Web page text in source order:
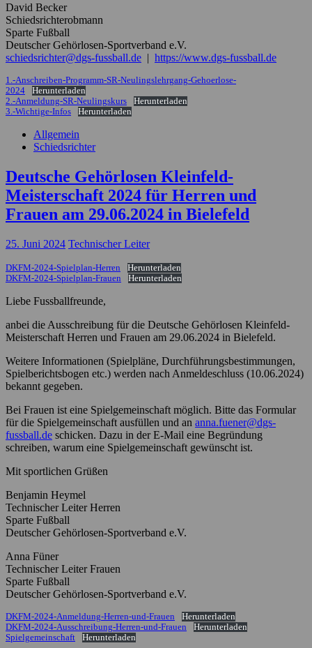
David Becker
Schiedsrichterobmann
Sparte Fußball
Deutscher Gehörlosen-Sportverband e.V.
schiedsrichter@dgs-fussball.de | https://www.dgs-fussball.de
1.-Anschreiben-Programm-SR-Neulingslehrgang-Gehoerlose-
2024
Herunterladen
2.-Anmeldung-SR-Neulingskurs
Herunterladen
3.-Wichtige-Infos
Herunterladen
Allgemein
Schiedsrichter
Deutsche Gehörlosen Kleinfeld-
Meisterschaft 2024 für Herren und
Frauen am 29.06.2024 in Bielefeld
25. Juni 2024 Technischer Leiter
DKFM-2024-Spielplan-Herren
Herunterladen
DKFM-2024-Spielplan-Frauen
Herunterladen
Liebe Fussballfreunde,
anbei die Ausschreibung für die Deutsche Gehörlosen Kleinfeld-
Meisterschaft Herren und Frauen am 29.06.2024 in Bielefeld.
Weitere Informationen (Spielpläne, Durchführungsbestimmungen,
Spielberichtsbogen etc.) werden nach Anmeldeschluss (10.06.2024)
bekannt gegeben.
Bei Frauen ist eine Spielgemeinschaft möglich. Bitte das Formular
für die Spielgemeinschaft ausfüllen und an anna.fuener@dgs-
fussball.de schicken. Dazu in der E-Mail eine Begründung
schreiben, warum eine Spielgemeinschaft gewünscht ist.
Mit sportlichen Grüßen
Benjamin Heymel
Technischer Leiter Herren
Sparte Fußball
Deutscher Gehörlosen-Sportverband e.V.
Anna Füner
Technischer Leiter Frauen
Sparte Fußball
Deutscher Gehörlosen-Sportverband e.V.
DKFM-2024-Anmeldung-Herren-und-Frauen
Herunterladen
DKFM-2024-Ausschreibung-Herren-und-Frauen
Herunterladen
Spielgemeinschaft
Herunterladen